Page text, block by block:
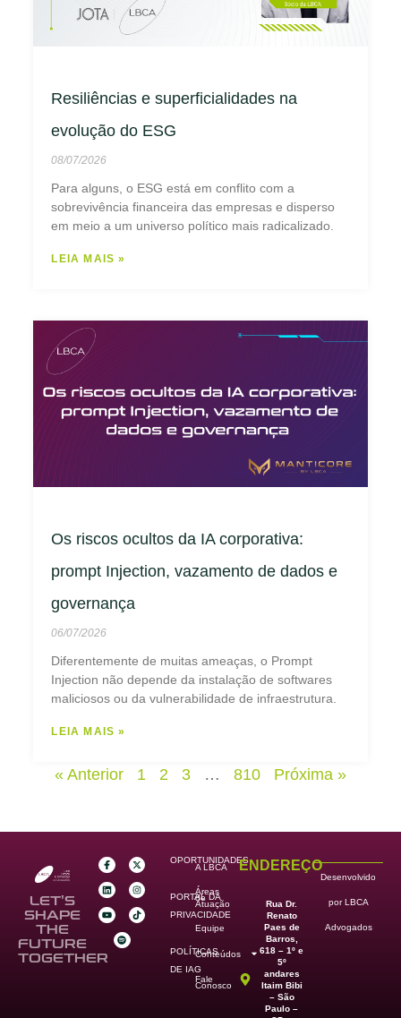
Resiliências e superficialidades na
evolução do ESG
08/07/2026
Para alguns, o ESG está em conflito com a
sobrevivência financeira das empresas e disperso
em meio a um universo político mais radicalizado.
LEIA MAIS »
Os riscos ocultos da IA corporativa:
prompt Injection, vazamento de dados e
governança
06/07/2026
Diferentemente de muitas ameaças, o Prompt
Injection não depende da instalação de softwares
maliciosos ou da vulnerabilidade de infraestrutura.
LEIA MAIS »
« Anterior 1 2 3 … 810 Próxima »
LET’S
SHAPE
THE
FUTURE
TOGETHER
OPORTUNIDADES
PORTAL DA
PRIVACIDADE
POLÍTICAS
DE IAG
A LBCA
Áreas
de
Atuação
Equipe
Conteúdos
Fale
Conosco
ENDEREÇO
Rua Dr.
Renato
Paes de
Barros,
618 – 1º e
5º
andares
Itaim Bibi
– São
Paulo –
Desenvolvido
por LBCA
Advogados